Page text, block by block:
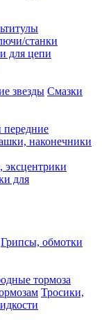
станки
для цепи
звезды Смазки
передние
наконечники
эксцентрики
для
Грипсы, обмотки
тормоза
Тросики,